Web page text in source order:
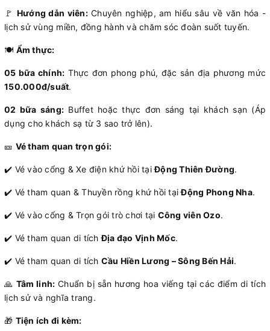
🚩 Hướng dẫn viên:Chuyên nghiệp, am hiểu sâu về văn hóa -
lịch sử vùng miền, đồng hành và chăm sóc đoàn suốt tuyến.
🍽️ Ẩm thực:
05 bữa chính: Thực đơn phong phú, đặc sản địa phương mức
150.000đ/suất.
02 bữa sáng: Buffet hoặc thực đơn sáng tại khách sạn (Áp
dụng cho khách sạ từ 3 sao trở lên).
🎫 Vé tham quan trọn gói:
✔️ Vé vào cổng & Xe điện khứ hồi tạiĐộng Thiên Đường.
✔️ Vé tham quan & Thuyền rồng khứ hồi tạiĐộng Phong Nha.
✔️ Vé vào cổng & Trọn gói trò chơi tại Công viên Ozo.
✔️ Vé tham quan di tíchĐịa đạo Vịnh Mốc.
✔️ Vé tham quan di tích Cầu Hiền Lương – Sông Bến Hải.
🙏 Tâm linh: Chuẩn bị sẵn hương hoa viếng tại các điểm di tích
lịch sử và nghĩa trang.
🎁 Tiện ích đi kèm: